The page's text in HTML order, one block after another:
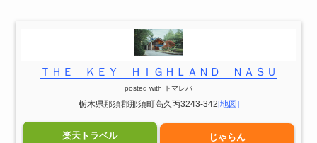
ＴＨＥ ＫＥＹ ＨＩＧＨＬＡＮＤ ＮＡＳＵ
posted with トマレバ
栃木県那須郡那須町高久丙3243-342 [地図]
楽天トラベル じゃらん